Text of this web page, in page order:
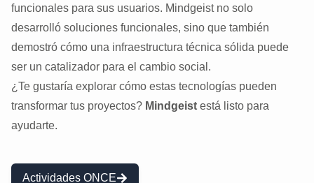
funcionales para sus usuarios. Mindgeist no solo
desarrolló soluciones funcionales, sino que también
demostró cómo una infraestructura técnica sólida puede
ser un catalizador para el cambio social.
¿Te gustaría explorar cómo estas tecnologías pueden
transformar tus proyectos? Mindgeist está listo para
ayudarte.
Actividades ONCE